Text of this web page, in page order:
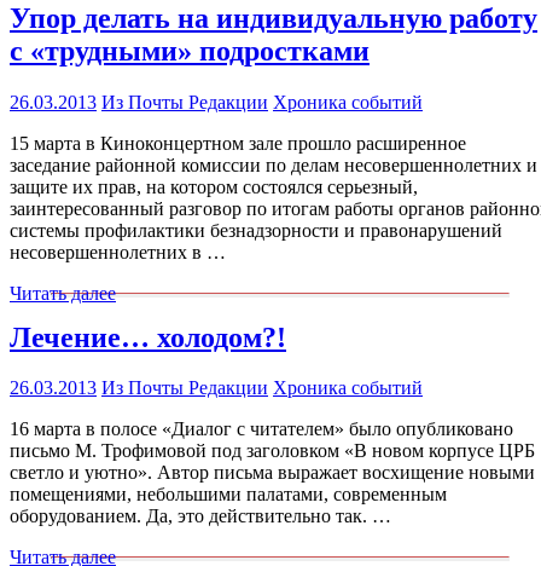
Упор делать на индивидуальную работу
с «трудными» подростками
26.03.2013 Из Почты Редакции Хроника событий
15 марта в Киноконцертном зале прошло расширенное
заседание районной комиссии по делам несовершеннолетних и
защите их прав, на котором состоялся серьезный,
заинтересованный разговор по итогам работы органов
системы профилактики безнадзорности и правонарушений
несовершеннолетних в …
Читать далее
Лечение… холодом?!
26.03.2013 Из Почты Редакции Хроника событий
16 марта в полосе «Диалог с читателем» было опубликовано
письмо М. Трофимовой под заголовком «В новом корпусе ЦРБ
светло и уютно». Автор письма выражает восхищение новыми
помещениями, небольшими палатами, современным
оборудованием. Да, это действительно так. …
Читать далее